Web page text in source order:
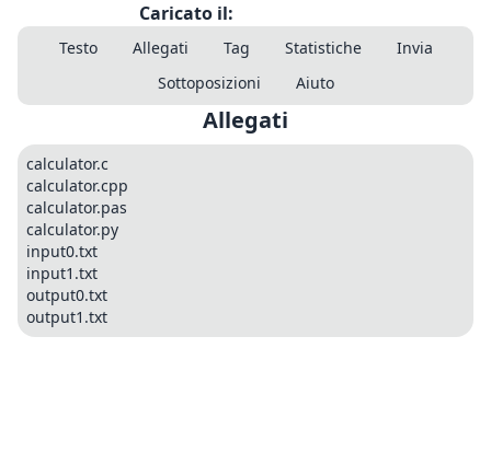
Caricato il:
Testo Allegati Tag Statistiche
Invia
Sottoposizioni
Aiuto
Allegati
calculator.c
calculator.cpp
calculator.pas
calculator.py
input0.txt
input1.txt
output0.txt
output1.txt